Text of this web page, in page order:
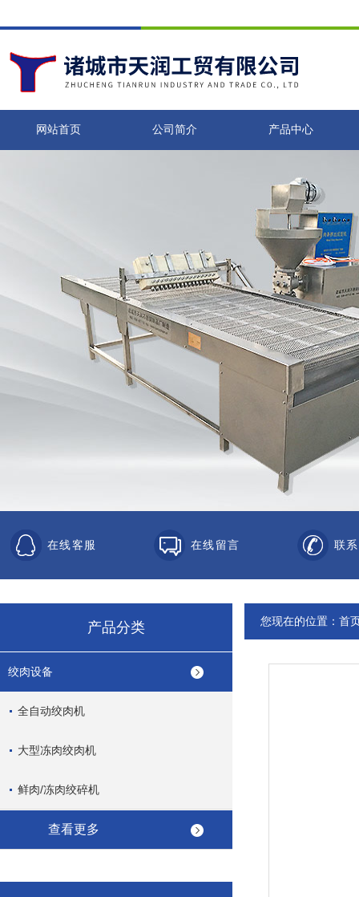
网站首页 公司简介 产品中心
在线客服 在线留言 联
产品分类
绞肉设备
全自动绞肉机
大型冻肉绞肉机
鲜肉/冻肉绞碎机
查看更多
您现在的位置： 首